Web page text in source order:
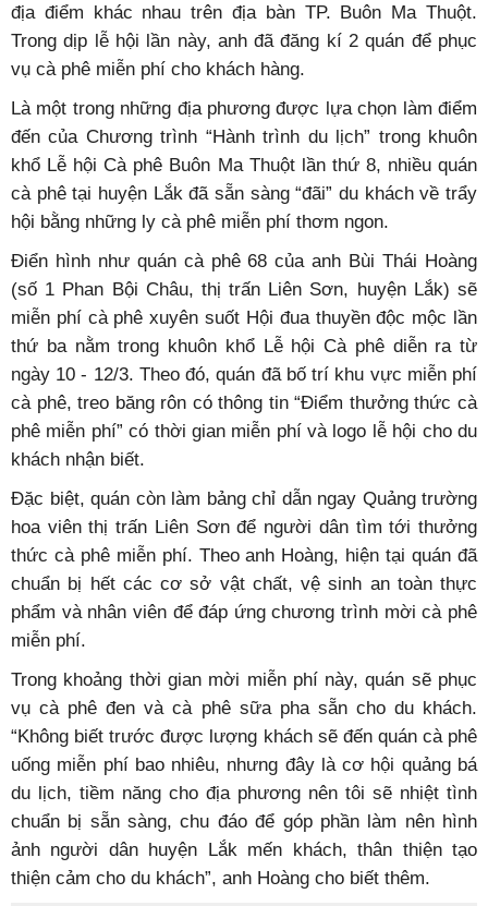
địa điểm khác nhau trên địa bàn TP. Buôn Ma Thuột.
Trong dịp lễ hội lần này, anh đã đăng kí 2 quán để phục
vụ cà phê miễn phí cho khách hàng.
Là một trong những địa phương được lựa chọn làm điểm
đến của Chương trình “Hành trình du lịch” trong khuôn
khổ Lễ hội Cà phê Buôn Ma Thuột lần thứ 8, nhiều quán
cà phê tại huyện Lắk đã sẵn sàng “đãi” du khách về trẩy
hội bằng những ly cà phê miễn phí thơm ngon.
Điển hình như quán cà phê 68 của anh Bùi Thái Hoàng
(số 1 Phan Bội Châu, thị trấn Liên Sơn, huyện Lắk) sẽ
miễn phí cà phê xuyên suốt Hội đua thuyền độc mộc lần
thứ ba nằm trong khuôn khổ Lễ hội Cà phê diễn ra từ
ngày 10 - 12/3. Theo đó, quán đã bố trí khu vực miễn phí
cà phê, treo băng rôn có thông tin “Điểm thưởng thức cà
phê miễn phí” có thời gian miễn phí và logo lễ hội cho du
khách nhận biết.
Đặc biệt, quán còn làm bảng chỉ dẫn ngay Quảng trường
hoa viên thị trấn Liên Sơn để người dân tìm tới thưởng
thức cà phê miễn phí. Theo anh Hoàng, hiện tại quán đã
chuẩn bị hết các cơ sở vật chất, vệ sinh an toàn thực
phẩm và nhân viên để đáp ứng chương trình mời cà phê
miễn phí.
Trong khoảng thời gian mời miễn phí này, quán sẽ phục
vụ cà phê đen và cà phê sữa pha sẵn cho du khách.
“Không biết trước được lượng khách sẽ đến quán cà phê
uống miễn phí bao nhiêu, nhưng đây là cơ hội quảng bá
du lịch, tiềm năng cho địa phương nên tôi sẽ nhiệt tình
chuẩn bị sẵn sàng, chu đáo để góp phần làm nên hình
ảnh người dân huyện Lắk mến khách, thân thiện tạo
thiện cảm cho du khách”, anh Hoàng cho biết thêm.